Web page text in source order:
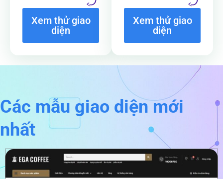
Xem thử giao
diện
Xem thử giao
diện
Các mẫu giao diện mới
nhất